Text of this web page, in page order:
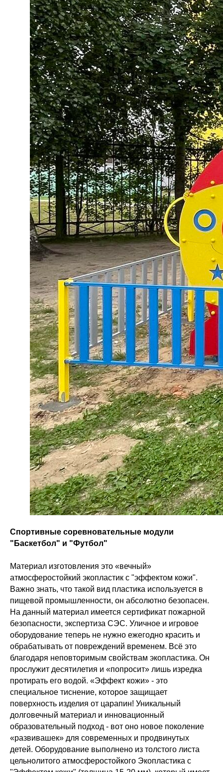
Спортивные соревновательные модули
"Баскетбол" и "Футбол"
Материал изготовления это «вечный»
атмосферостойкий экопластик с "эффектом кожи".
Важно знать, что такой вид пластика используется в
пищевой промышленности, он абсолютно безопасен.
На данный материал имеется сертификат пожарной
безопасности, экспертиза СЭС. Уличное и игровое
оборудование теперь не нужно ежегодно красить и
обрабатывать от повреждений временем. Всё это
благодаря неповторимым свойствам экопластика. Он
прослужит десятилетия и «попросит» лишь изредка
протирать его водой. «Эффект кожи» - это
специальное тиснение, которое защищает
поверхность изделия от царапин! Уникальный
долговечный материал и инновационный
образовательный подход - вот оно новое поколение
«развивашек» для современных и продвинутых
детей. Оборудование выполнено из толстого листа
цельнолитого атмосферостойкого Экопластика с